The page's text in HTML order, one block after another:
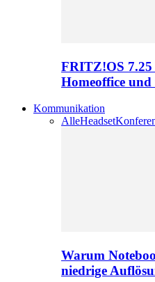
FRITZ!OS
Homeoffice
Kommunikation
AlleHeadset
Warum
niedrige